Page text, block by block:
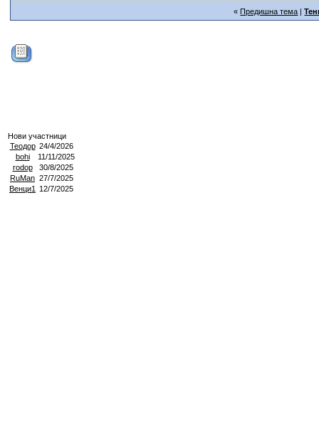
«Предишна тема |
Нови участници
Теодор 24/4/2026
bohi
11/11/2025
rodop
30/8/2025
RuMan 27/7/2025
Венци1
12/7/2025